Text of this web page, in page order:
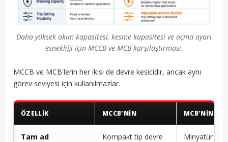
Daha yüksek akım kapasitesi, kesme kapasitesi ve açma ayarı
esnekliği için MCCB ve MCB karşılaştırması.
MCCB ve MCB'lerin her ikisi de devre kesicidir, ancak aynı
görev seviyesi için kullanılmazlar.
ÖZELLIK MCCB'NİN MCB'NİN
Tam ad
Kompakt tip devre
Minyatür